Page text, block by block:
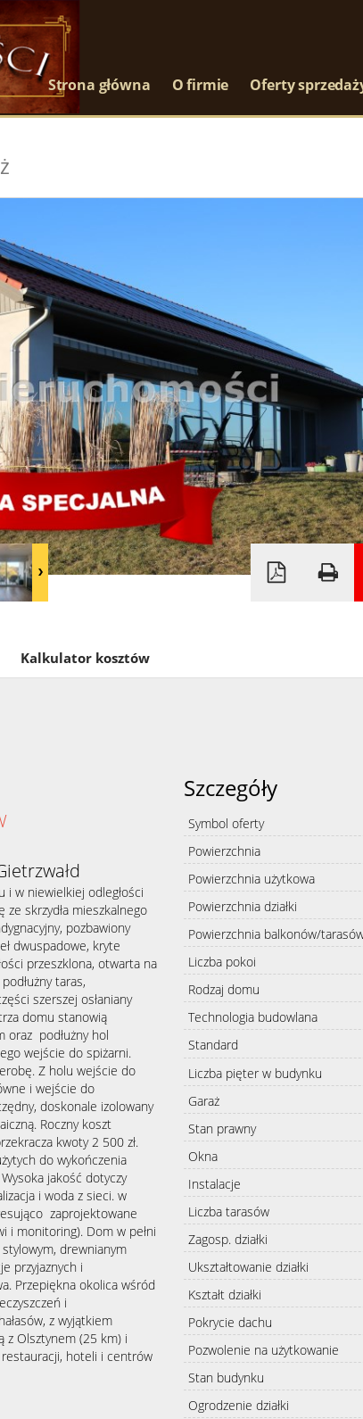
Strona główna O firmie Oferty
Kalkulator kosztów
i w niewielkiej odległości
skrzydła mieszkalnego
pozbawiony
dwuspadowe, kryte
przeszklona, otwarta na
taras,
szerszej osłaniany
domu stanowią
oraz podłużny hol
wejście do spiżarni.
Z holu wejście do
i wejście do
doskonale izolowany
Roczny koszt
kwoty 2 500 zł.
do wykończenia
jakość dotyczy
i woda z sieci. w
zaprojektowane
i monitoring). Dom w pełni
drewnianym
przyjaznych i
Przepiękna okolica wśród
i
z wyjątkiem
z Olsztynem (25 km) i
hoteli i centrów
Szczegóły
Symbol oferty
Powierzchnia
Powierzchnia użytkowa
Powierzchnia działki
Powierzchnia balkonów/
Liczba pokoi
Rodzaj domu
Technologia budowlana
Standard
Liczba pięter w budynku
Garaż
Stan prawny
Okna
Instalacje
Liczba tarasów
Zagosp. działki
Ukształtowanie działki
Kształt działki
Pokrycie dachu
Pozwolenie na użytkowanie
Stan budynku
Ogrodzenie działki